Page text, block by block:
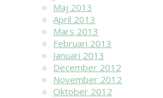
Maj 2013
April 2013
Mars 2013
Februari 2013
Januari 2013
December 2012
November 2012
Oktober 2012